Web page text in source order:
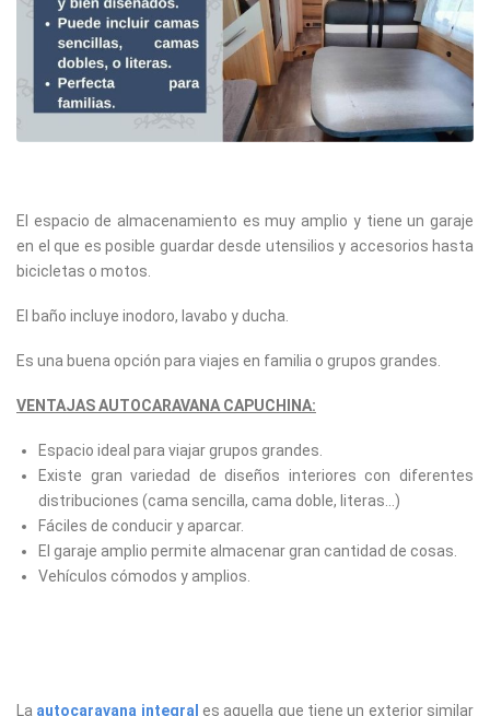
El espacio de almacenamiento es muy amplio y tiene un garaje
en el que es posible guardar desde utensilios y accesorios hasta
bicicletas o motos.
El baño incluye inodoro, lavabo y ducha.
Es una buena opción para viajes en familia o grupos grandes.
VENTAJAS AUTOCARAVANA CAPUCHINA:
Espacio ideal para viajar grupos grandes.
Existe gran variedad de diseños interiores con diferentes
distribuciones (cama sencilla, cama doble, literas…)
Fáciles de conducir y aparcar.
El garaje amplio permite almacenar gran cantidad de cosas.
Vehículos cómodos y amplios.
La autocaravana integral es aquella que tiene un exterior similar